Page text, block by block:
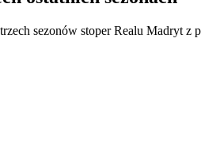
sezonów stoper Realu Madryt z